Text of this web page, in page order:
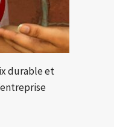
durable et